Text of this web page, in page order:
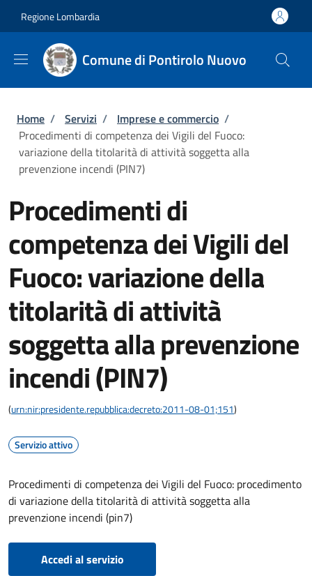
Regione Lombardia
Comune di Pontirolo Nuovo
Briciole di pane
Home / Servizi / Imprese e commercio /
Procedimenti di competenza dei Vigili del Fuoco:
variazione della titolarità di attività soggetta alla
prevenzione incendi (PIN7)
Procedimenti di
competenza dei Vigili del
Fuoco: variazione della
titolarità di attività
soggetta alla prevenzione
incendi (PIN7)
(urn:nir:presidente.repubblica:decreto:2011-08-01;151)
Servizio attivo
Procedimenti di competenza dei Vigili del Fuoco: procedimento
di variazione della titolarità di attività soggetta alla
prevenzione incendi (pin7)
Accedi al servizio